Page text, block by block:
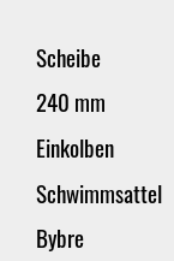
Scheibe
240 mm
Einkolben
Schwimmsattel
Bybre